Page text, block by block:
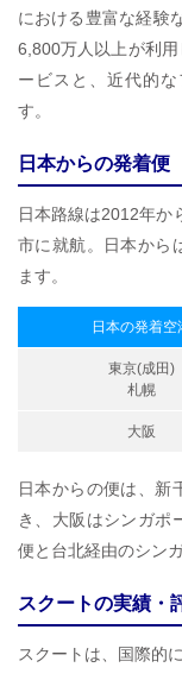
における豊富な経験
6,800万人以上が利
ービスと、近代的
す。
日本からの発着便
日本路線は2012年か
市に就航。日本から
ます。
日本の発着空
東京(成田)
札幌
大阪
日本からの便は、新
き、大阪はシンガポ
便と台北経由のシン
スクートの実績・
スクートは、国際的